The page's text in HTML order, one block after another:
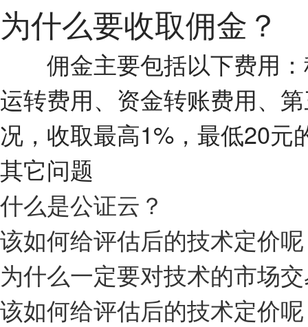
为什么要收取佣金？
佣金主要包括以下费用：
运转费用、资金转账费用、
况，收取最高1%，最低20元
其它问题
什么是公证云？
该如何给评估后的技术定价
为什么一定要对技术的市场
该如何给评估后的技术定价